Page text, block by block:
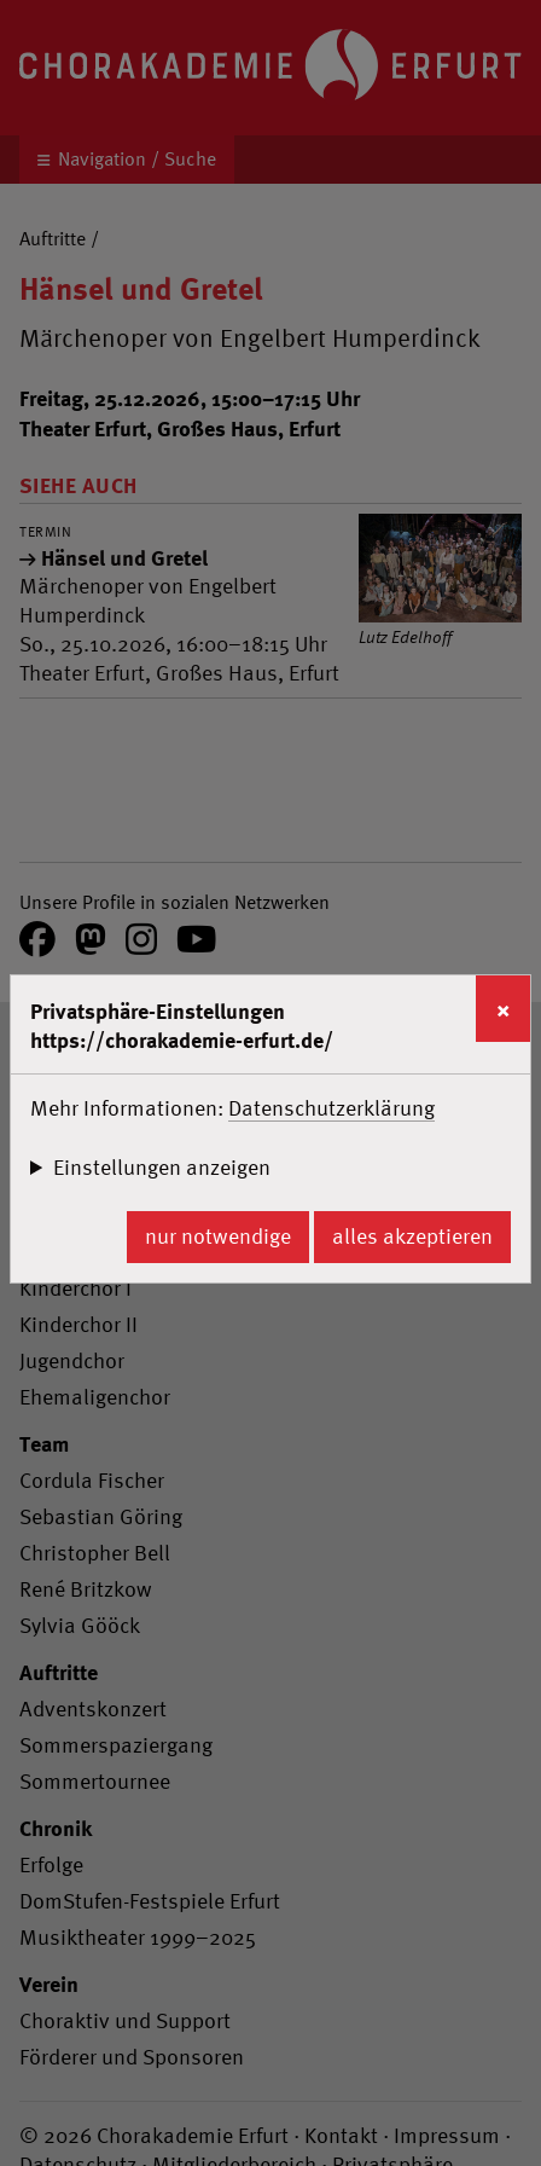
Navigation / Suche
Auftritte /
Hänsel und Gretel
Märchenoper von Engelbert Humperdinck
Freitag, 25.12.2026, 15:00–17:15 Uhr
Theater Erfurt, Großes Haus, Erfurt
SIEHE AUCH
TERMIN
Hänsel und Gretel
Märchenoper von Engelbert
Humperdinck
So., 25.10.2026, 16:00–18:15 Uhr
Theater Erfurt, Großes Haus, Erfurt
Lutz Edelhoff
Unsere Profile in sozialen Netzwerken
Facebook
Mastodon
Instagram
Youtube
Seitenanfang
Home
Probenzeiten
Nachwuchschor
Kinderchor I
Kinderchor II
Jugendchor
Ehemaligenchor
Team
Cordula Fischer
Sebastian Göring
Christopher Bell
René Britzkow
Sylvia Gööck
Auftritte
Adventskonzert
Sommerspaziergang
Sommertournee
Chronik
Erfolge
DomStufen-Festspiele Erfurt
Musiktheater 1999–2025
Verein
Choraktiv und Support
Förderer und Sponsoren
© 2026 Chorakademie Erfurt · Kontakt · Impressum ·
Privatsphäre-Einstellungen
https://chorakademie-erfurt.de/
×
Mehr Informationen: Datenschutzerklärung
Einstellungen anzeigen
nur notwendige alles akzeptieren